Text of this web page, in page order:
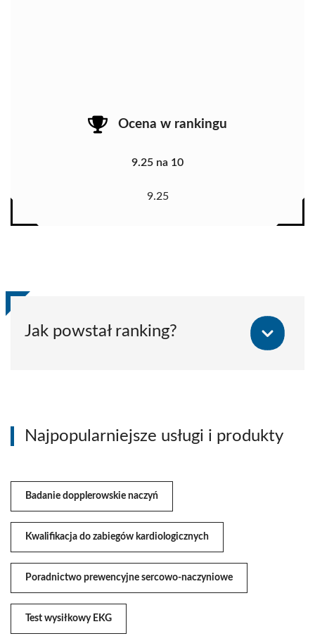
Ocena w rankingu
9.25 na 10
9.25
Jak powstał ranking?
Najpopularniejsze usługi i produkty
Badanie dopplerowskie naczyń
Kwalifikacja do zabiegów kardiologicznych
Poradnictwo prewencyjne sercowo-naczyniowe
Test wysiłkowy EKG